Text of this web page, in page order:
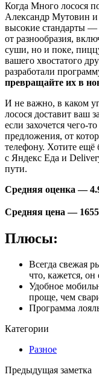
Когда Много лосося
Александр Мутовин и
высокие стандарты
от разнообразия,
суши, но и поке,
вашего хвостатого
разработали
превращайте их в
И не важно, в каком
лосося доставит ваш
если захочется чего-
предложения, от
телефону. Хотите ещё
с Яндекс Еда и
пути.
Средняя оценка —
Средняя цена — 1655
Плюсы:
Всегда свежая
что, кажется,
Удобное
проще, чем
Программа
Категории
Разное
Предыдущая заметка